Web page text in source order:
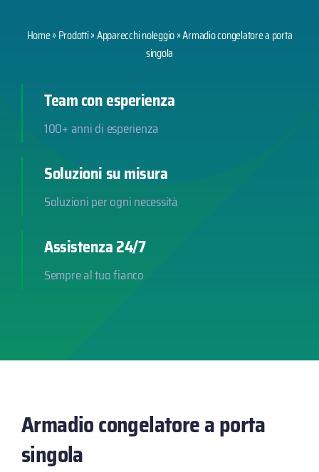
Home»Prodotti»Apparecchi noleggio»Armadio congelatore a porta
singola
Team con esperienza
100+ anni di esperienza
Soluzioni su misura
Soluzioni per ogni necessità
Assistenza 24/7
Sempre al tuo fianco
Armadio congelatore a porta
singola